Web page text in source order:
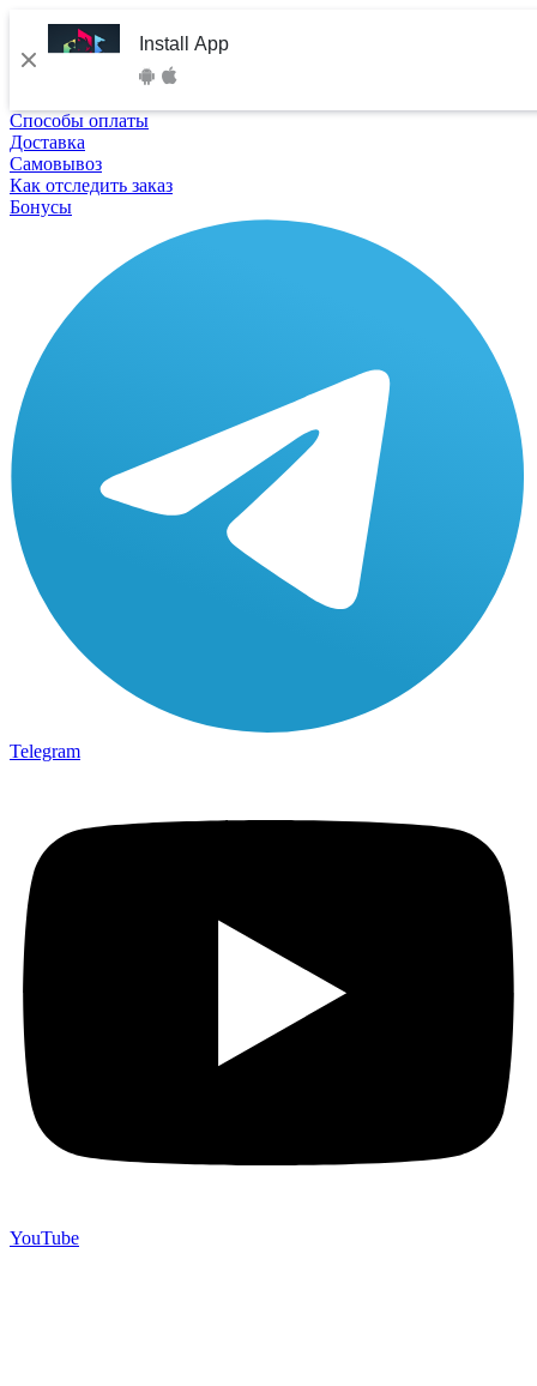
Install App
Способы оплаты
Доставка
Самовывоз
Как отследить заказ
Бонусы
Telegram
YouTube